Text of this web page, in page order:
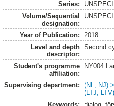
Series:
Volume/Sequential
designation:
Year of Publication:
2018
Level and depth
descriptor:
Second
Student's programme
affiliation:
NY004
Supervising department:
(NL, NJ)
(LTJ,
Keywords:
dialog,